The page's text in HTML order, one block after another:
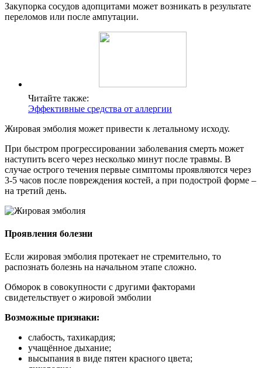
Закупорка сосудов адопцитами может возникать в результате
переломов или после ампутации.
Читайте также:
Эффективные средства от аллергии
Жировая эмболия может привести к летальному исходу.
При быстром прогрессировании заболевания смерть может
наступить всего через несколько минут после травмы. В
случае острого течения первые симптомы проявляются через
3-5 часов после повреждения костей, а при подострой форме –
на третий день.
Проявления болезни
Если жировая эмболия протекает не стремительно, то
распознать болезнь на начальном этапе сложно.
Обморок в совокупности с другими факторами
свидетельствует о жировой эмболии
Возможные признаки:
слабость, тахикардия;
учащённое дыхание;
высыпания в виде пятен красного цвета;